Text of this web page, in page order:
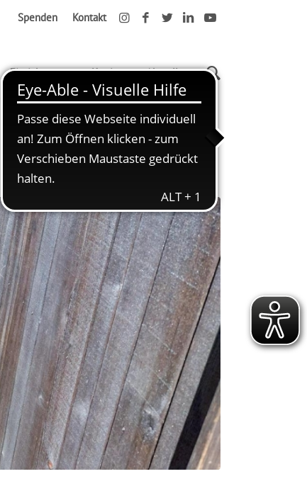
Spenden Kontakt
Einrichtungen Karriere Aktuelles
Startseite Gemeinsam auf Schatzsuche!